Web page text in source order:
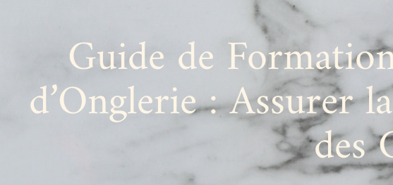
Guide de
d’Onglerie : Assurer
des